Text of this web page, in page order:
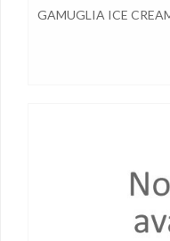
GAMUGLIA ICE